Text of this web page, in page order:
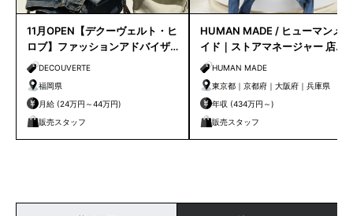
11月OPEN【デクーヴェルト・ヒ
ロブ】ファッションアドバイザ
ー｜天神店
DECOUVERTE
福岡県
月給 (24万円～44万円)
販売スタッフ
HUMAN MADE / ヒューマンメ
イド｜ストアマネージャー 店長
候補HUMAN MADE
東京都｜京都府｜大阪府｜兵庫県
年収 (434万円～)
販売スタッフ